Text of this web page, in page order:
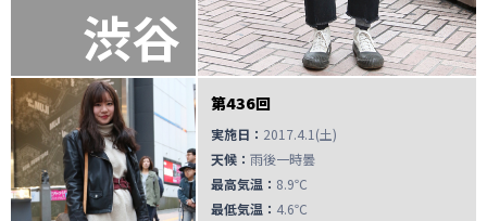
渋谷
第436回
実施日： 2017.4.1(土)
天候： 雨後一時曇
最高気温： 8.9℃
最低気温： 4.6℃